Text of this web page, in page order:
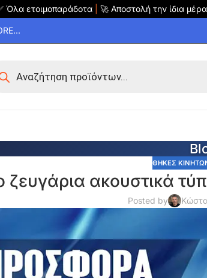
Όλα ετοιμοπαράδοτα 🚀 Αποστολή την ίδια μέρα
ΘΗΚΕΣ
ακουστικά
Posted by